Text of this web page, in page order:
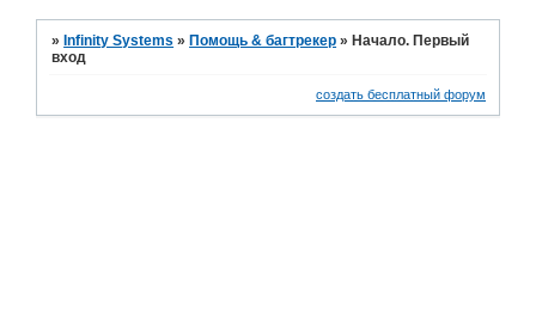
»Infinity Systems »Помощь & багтрекер »Начало. Первый
вход
создать бесплатный форум